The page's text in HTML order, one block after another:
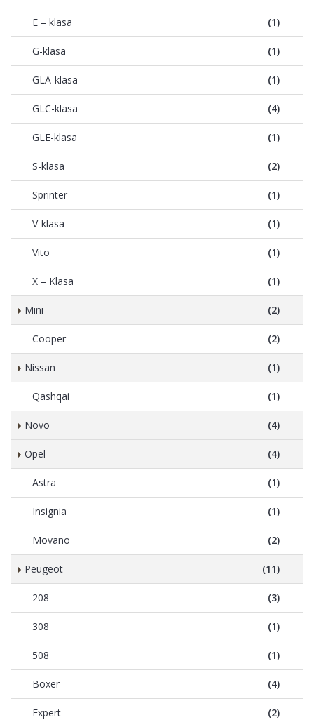
E – klasa (1)
G-klasa (1)
GLA-klasa (1)
GLC-klasa (4)
GLE-klasa (1)
S-klasa (2)
Sprinter (1)
V-klasa (1)
Vito (1)
X – Klasa (1)
Mini (2)
Cooper (2)
Nissan (1)
Qashqai (1)
Novo (4)
Opel (4)
Astra (1)
Insignia (1)
Movano (2)
Peugeot (11)
208 (3)
308 (1)
508 (1)
Boxer (4)
Expert (2)